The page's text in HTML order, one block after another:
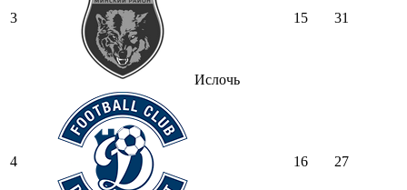
3
Ислочь
15 31
4 16 27